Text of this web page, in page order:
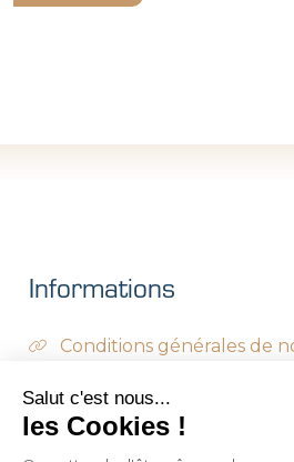
Informations
Conditions générales de
Conditions générales des
d'assurances
Salut c'est nous...
les Cookies !